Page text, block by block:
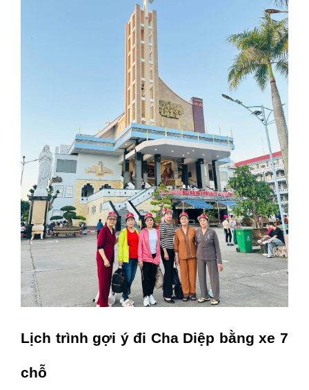
Lịch trình gợi ý đi Cha Diệp bằng xe 7
chỗ